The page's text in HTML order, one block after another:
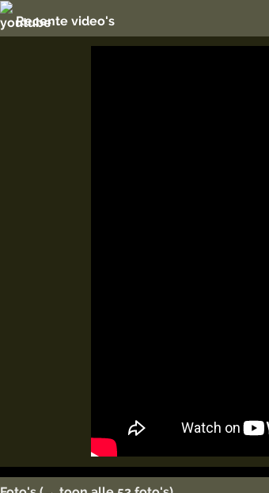
Recente video's